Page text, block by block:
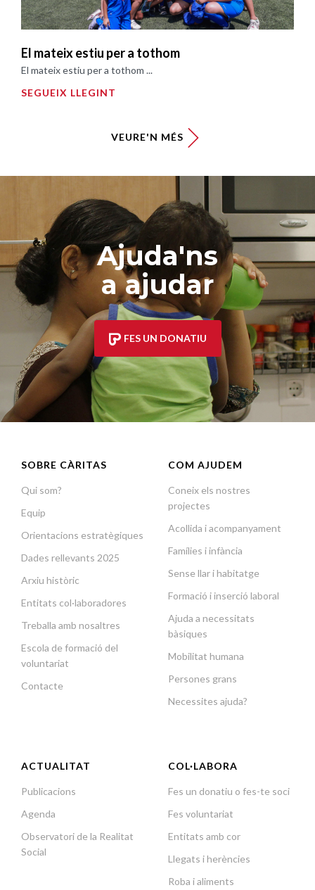
El mateix estiu per a tothom
El mateix estiu per a tothom ...
SEGUEIX LLEGINT
VEURE'N MÉS
Ajuda'ns
a ajudar
FES UN DONATIU
SOBRE CÀRITAS
Qui som?
Equip
Orientacions estratègiques
Dades rellevants 2025
Arxiu històric
Entitats col·laboradores
Treballa amb nosaltres
Escola de formació del
voluntariat
Contacte
COM AJUDEM
Coneix els nostres
projectes
Acollida i acompanyament
Famílies i infància
Sense llar i habitatge
Formació i inserció laboral
Ajuda a necessitats
bàsiques
Mobilitat humana
Persones grans
Necessites ajuda?
ACTUALITAT
Publicacions
Agenda
Observatori de la Realitat
Social
COL·LABORA
Fes un donatiu o fes-te soci
Fes voluntariat
Entitats amb cor
Llegats i herències
Roba i aliments